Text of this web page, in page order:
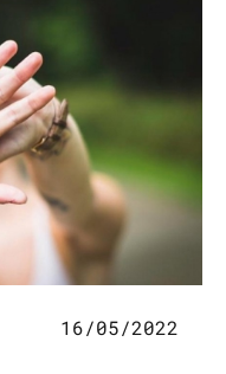
16/05/2022